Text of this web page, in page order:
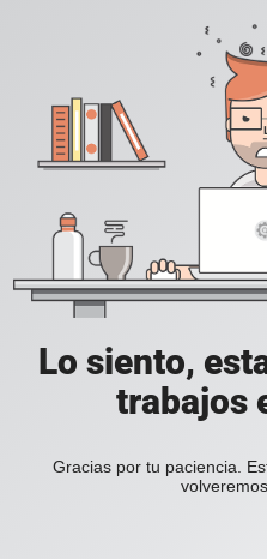
Lo siento,
trabajos
Gracias por tu paciencia.